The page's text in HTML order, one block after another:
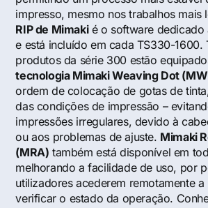
impresso, mesmo nos trabalhos
RIP de Mimakié o software dedicado
e está incluído em cada TS330-1600.
produtos da série 300 estão
tecnologia Mimaki Weaving Dot
ordem de colocação de gotas de
das condições de impressão –
impressões irregulares, devido à
ou aos problemas de ajuste. Mimaki
(MRA) também está disponível em
melhorando a facilidade de uso, por
utilizadores acederem remotamente a
verificar o estado da operação.